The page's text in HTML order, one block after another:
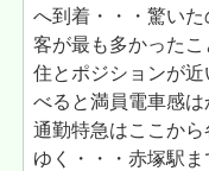
へ到着・・・驚い
客が最も多かった
住とポジションが
べると満員電車感は
通勤特急はここか
ゆく・・・赤塚駅